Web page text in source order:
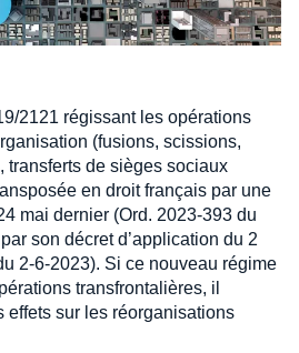
2121 régissant les opérations
(fusions, scissions,
transferts de sièges sociaux
en droit français par une
mai dernier (Ord. 2023-393 du
son décret d’application du 2
2-6-2023). Si ce nouveau régime
transfrontalières, il
effets sur les réorganisations